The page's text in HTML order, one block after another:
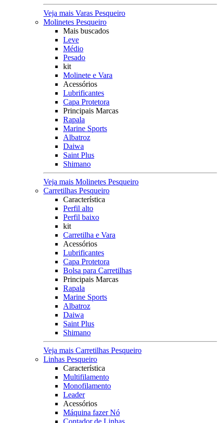
Veja mais Varas Pesqueiro
Molinetes Pesqueiro
Mais buscados
Leve
Médio
Pesado
kit
Molinete e Vara
Acessórios
Lubrificantes
Capa Protetora
Principais Marcas
Rapala
Marine Sports
Albatroz
Daiwa
Saint Plus
Shimano
Veja mais Molinetes Pesqueiro
Carretilhas Pesqueiro
Característica
Perfil alto
Perfil baixo
kit
Carretilha e Vara
Acessórios
Lubrificantes
Capa Protetora
Bolsa para Carretilhas
Principais Marcas
Rapala
Marine Sports
Albatroz
Daiwa
Saint Plus
Shimano
Veja mais Carretilhas Pesqueiro
Linhas Pesqueiro
Característica
Multifilamento
Monofilamento
Leader
Acessórios
Máquina fazer Nó
Contador de Linhas